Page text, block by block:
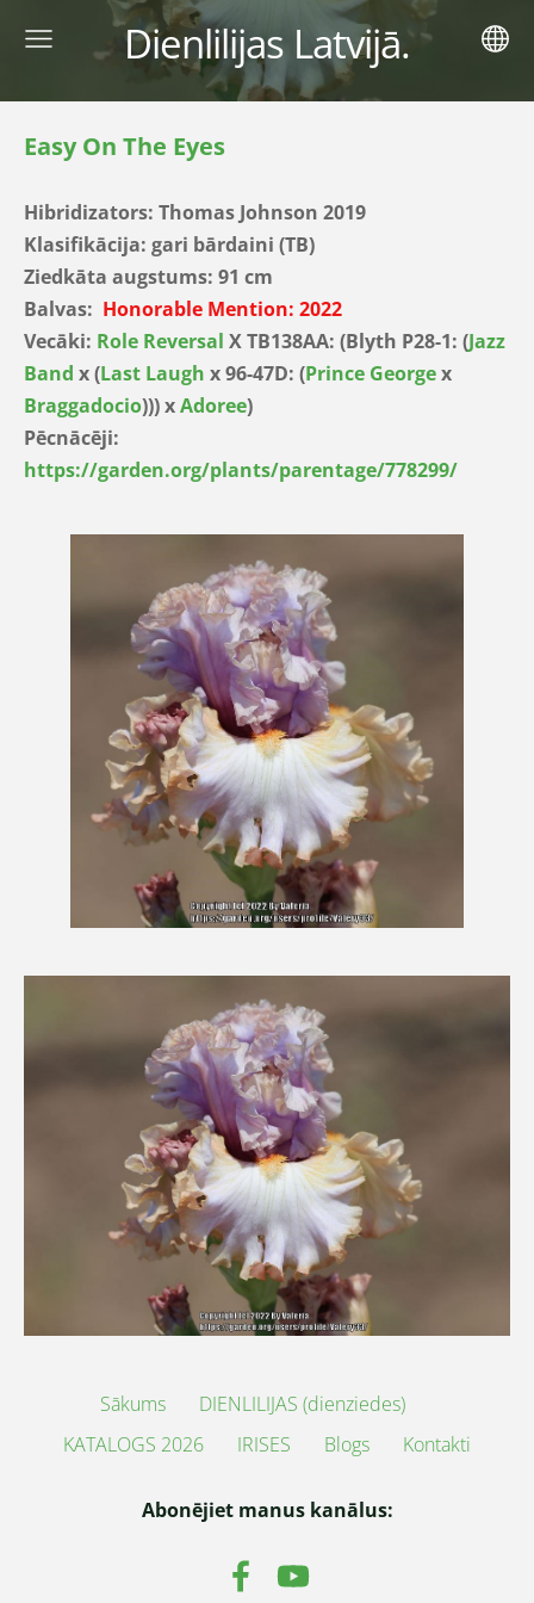
Dienlilijas Latvijā.
Easy On The Eyes
Hibridizators: Thomas Johnson 2019
Klasifikācija: gari bārdaini (TB)
Ziedkāta augstums: 91 cm
Balvas: Honorable Mention: 2022
Vecāki: Role Reversal X TB138AA: (Blyth P28-1: (Jazz
Band x (Last Laugh x 96-47D: (Prince Georgex
Braggadocio))) xAdoree)
Pēcnācēji:
https://garden.org/plants/parentage/778299/
Sākums
DIENLILIJAS (dienziedes)
KATALOGS 2026
IRISES Blogs Kontakti
Abonējiet manus kanālus: